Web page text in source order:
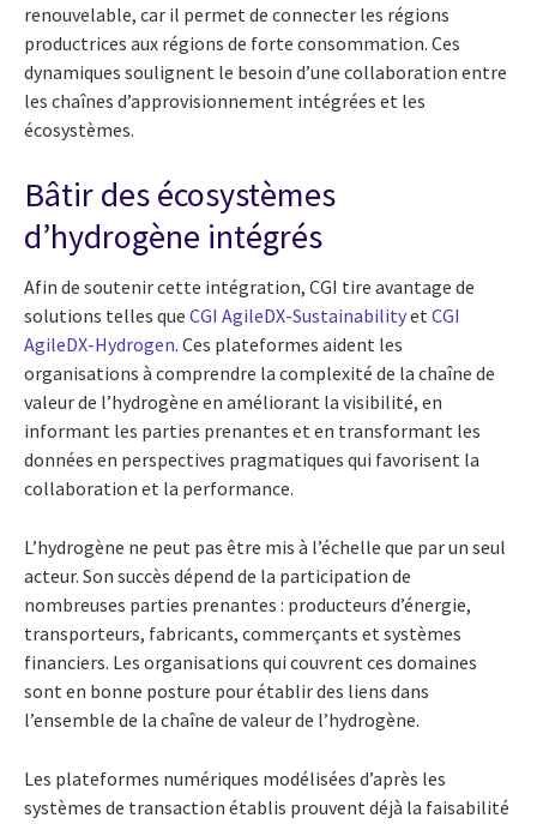
renouvelable, car il permet de connecter les régions
productrices aux régions de forte consommation. Ces
dynamiques soulignent le besoin d’une collaboration entre
les chaînes d’approvisionnement intégrées et les
écosystèmes.
Bâtir des écosystèmes
d’hydrogène intégrés
Afin de soutenir cette intégration, CGI tire avantage de
solutions telles que CGI AgileDX-Sustainabilityet CGI
AgileDX-Hydrogen. Ces plateformes aident les
organisations à comprendre la complexité de la chaîne de
valeur de l’hydrogène en améliorant la visibilité, en
informant les parties prenantes et en transformant les
données en perspectives pragmatiques qui favorisent la
collaboration et la performance.
L’hydrogène ne peut pas être mis à l’échelle que par un seul
acteur. Son succès dépend de la participation de
nombreuses parties prenantes : producteurs d’énergie,
transporteurs, fabricants, commerçants et systèmes
financiers. Les organisations qui couvrent ces domaines
sont en bonne posture pour établir des liens dans
l’ensemble de la chaîne de valeur de l’hydrogène.
Les plateformes numériques modélisées d’après les
systèmes de transaction établis prouvent déjà la faisabilité